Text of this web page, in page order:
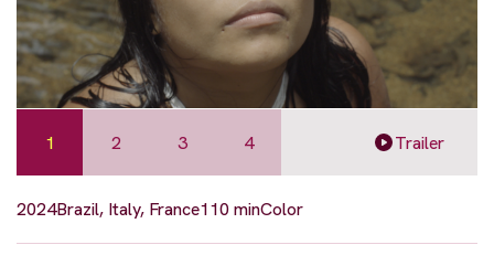
1 2 3 4 Trailer
2024Brazil, Italy, France110 minColor